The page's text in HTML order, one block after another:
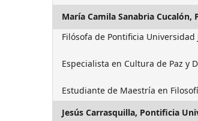
María Camila Sanabria Cucalón,
Filósofa de Pontificia Universidad
Especialista en Cultura de Paz y
Estudiante de Maestría en
Jesús Carrasquilla, Pontificia